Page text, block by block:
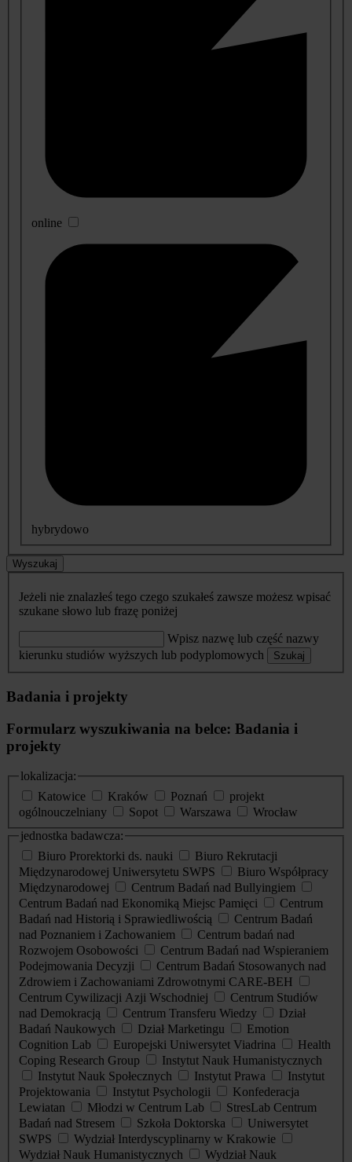
online
hybrydowo
Wyszukaj
Jeżeli nie znalazłeś tego czego szukałeś zawsze możesz wpisać
szukane słowo lub frazę poniżej
Wpisz nazwę lub część nazwy
kierunku studiów wyższych lub podyplomowych
Szukaj
Badania i projekty
Formularz wyszukiwania na belce: Badania i
projekty
lokalizacja:
Katowice
Kraków Poznań
projekt
ogólnouczelniany
Sopot Warszawa
Wrocław
jednostka badawcza:
Biuro Prorektorki ds. nauki
Biuro Rekrutacji
Międzynarodowej Uniwersytetu SWPS
Biuro Współpracy
Międzynarodowej
Centrum Badań nad Bullyingiem
Centrum Badań nad Ekonomiką Miejsc Pamięci
Centrum
Badań nad Historią i Sprawiedliwością
Centrum Badań
nad Poznaniem i Zachowaniem
Centrum badań nad
Rozwojem Osobowości
Centrum Badań nad Wspieraniem
Podejmowania Decyzji
Centrum Badań Stosowanych nad
Zdrowiem i Zachowaniami Zdrowotnymi CARE-BEH
Centrum Cywilizacji Azji Wschodniej
Centrum Studiów
nad Demokracją
Centrum Transferu Wiedzy
Dział
Badań Naukowych
Dział Marketingu
Emotion
Cognition Lab
Europejski Uniwersytet Viadrina
Health
Coping Research Group
Instytut Nauk Humanistycznych
Instytut Nauk Społecznych
Instytut Prawa
Instytut
Projektowania
Instytut Psychologii
Konfederacja
Lewiatan
Młodzi w Centrum Lab
StresLab Centrum
Badań nad Stresem
Szkoła Doktorska
Uniwersytet
SWPS
Wydział Interdyscyplinarny w Krakowie
Wydział Nauk Humanistycznych
Wydział Nauk